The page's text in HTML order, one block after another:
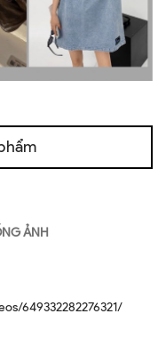
ẢNH
649332282276321/